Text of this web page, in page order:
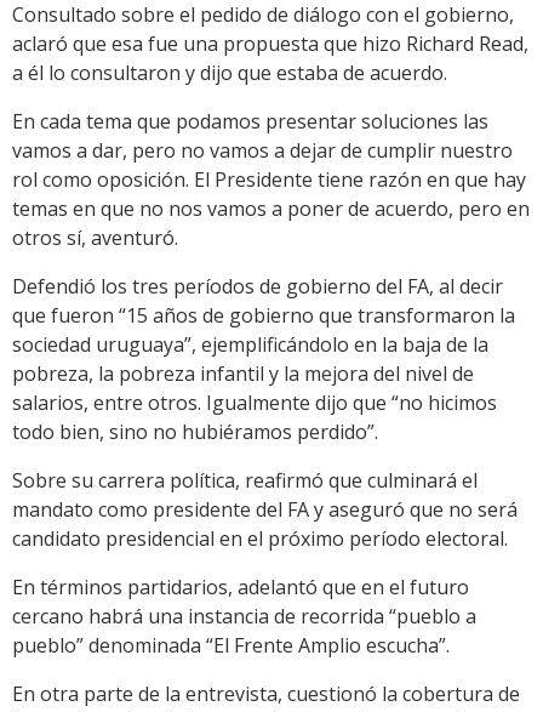
Consultado sobre el pedido de diálogo con el gobierno,
aclaró que esa fue una propuesta que hizo Richard Read,
a él lo consultaron y dijo que estaba de acuerdo.
En cada tema que podamos presentar soluciones las
vamos a dar, pero no vamos a dejar de cumplir nuestro
rol como oposición. El Presidente tiene razón en que hay
temas en que no nos vamos a poner de acuerdo, pero en
otros sí, aventuró.
Defendió los tres períodos de gobierno del FA, al decir
que fueron “15 años de gobierno que transformaron la
sociedad uruguaya”, ejemplificándolo en la baja de la
pobreza, la pobreza infantil y la mejora del nivel de
salarios, entre otros. Igualmente dijo que “no hicimos
todo bien, sino no hubiéramos perdido”.
Sobre su carrera política, reafirmó que culminará el
mandato como presidente del FA y aseguró que no será
candidato presidencial en el próximo período electoral.
En términos partidarios, adelantó que en el futuro
cercano habrá una instancia de recorrida “pueblo a
pueblo” denominada “El Frente Amplio escucha”.
En otra parte de la entrevista, cuestionó la cobertura de